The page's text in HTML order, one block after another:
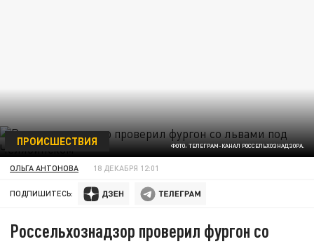
ФОТО: ТЕЛЕГРАМ-КАНАЛ РОССЕЛЬХОЗНАДЗОРА.
ПРОИСШЕСТВИЯ
ОЛЬГА АНТОНОВА 18 ДЕКАБРЯ 12:01
ПОДПИШИТЕСЬ:
Россельхознадзор проверил фургон со